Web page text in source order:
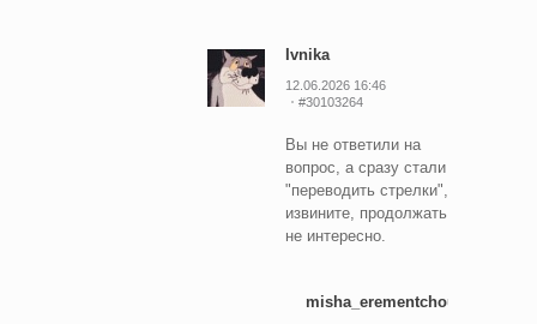
Ivnika
12.06.2026 16:46
#30103264
Вы не ответили на
вопрос, а сразу стали
"переводить стрелки",
извините, продолжать
не интересно.
misha_erementchouk